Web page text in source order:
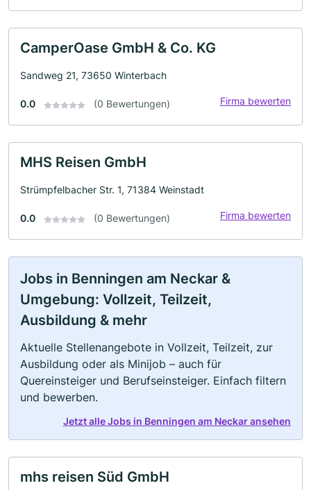
CamperOase GmbH & Co. KG
Sandweg 21, 73650 Winterbach
0.0 (0 Bewertungen) Firma bewerten
MHS Reisen GmbH
Strümpfelbacher Str. 1, 71384 Weinstadt
0.0 (0 Bewertungen) Firma bewerten
Jobs in Benningen am Neckar &
Umgebung: Vollzeit, Teilzeit,
Ausbildung & mehr
Aktuelle Stellenangebote in Vollzeit, Teilzeit, zur
Ausbildung oder als Minijob – auch für
Quereinsteiger und Berufseinsteiger. Einfach filtern
und bewerben.
Jetzt alle Jobs in Benningen am Neckar ansehen
mhs reisen Süd GmbH